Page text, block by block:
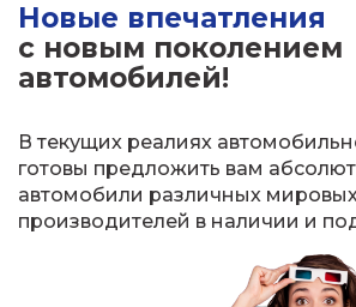
Новые впечатления
с новым поколением
автомобилей!
В текущих реалиях
готовы предложить вам
автомобили различных
производителей в наличии и